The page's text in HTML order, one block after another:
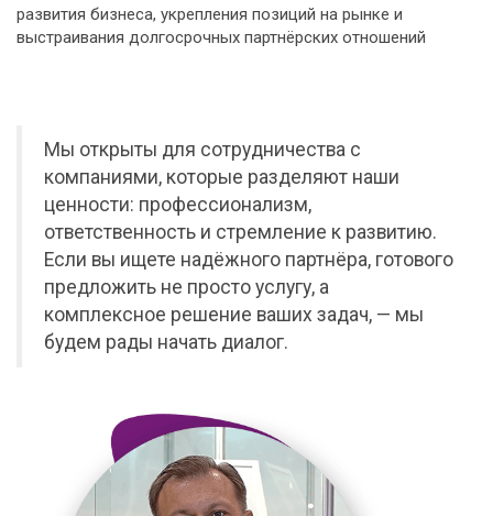
развития бизнеса, укрепления позиций на рынке и
выстраивания долгосрочных партнёрских отношений
Мы открыты для сотрудничества с
компаниями, которые разделяют наши
ценности: профессионализм,
ответственность и стремление к развитию.
Если вы ищете надёжного партнёра, готового
предложить не просто услугу, а
комплексное решение ваших задач, — мы
будем рады начать диалог.